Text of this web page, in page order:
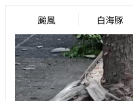
颱風 白海豚